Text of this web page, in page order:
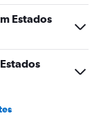
Estados